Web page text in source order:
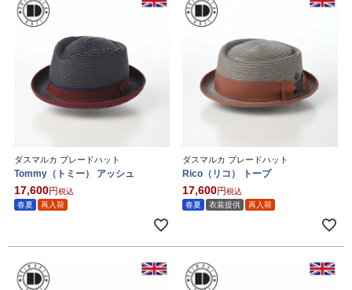
ダスマルカ ブレードハット
Tommy（トミー） アッシュ
17,600
税込
春夏
再入荷
ダスマルカ ブレードハット
Rico（リコ） トープ
17,600
税込
春夏
衣装提供 再入荷